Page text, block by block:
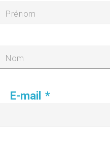
Prénom
Nom
E-mail *